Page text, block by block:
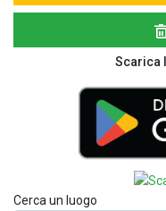
Scarica
Cerca un luogo